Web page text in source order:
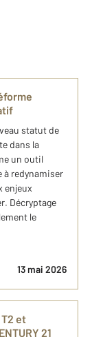
statut de
dans la
un outil
à redynamiser
enjeux
Décryptage
le
13 mai 2026
et
21